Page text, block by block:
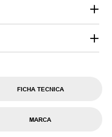
FICHA TECNICA
MARCA